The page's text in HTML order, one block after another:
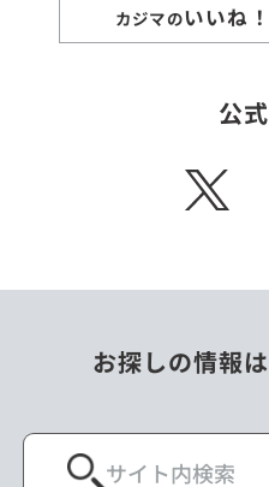
カジマのいいね！
公
X
お探しの情報